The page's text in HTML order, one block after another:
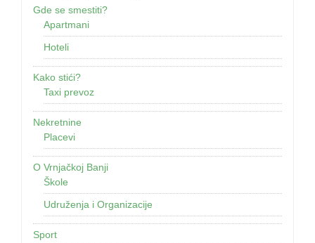
Gde se smestiti?
Apartmani
Hoteli
Kako stići?
Taxi prevoz
Nekretnine
Placevi
O Vrnjačkoj Banji
Škole
Udruženja i Organizacije
Sport